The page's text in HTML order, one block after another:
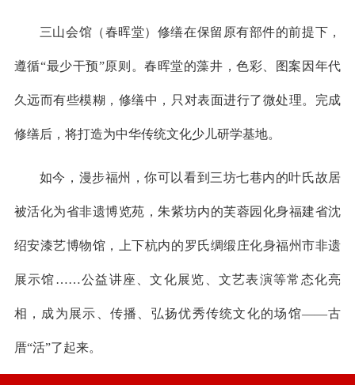
三山会馆（春晖堂）修缮在保留原有部件的前提下，
遵循“最少干预”原则。春晖堂的藻井，色彩、图案因年代
久远而有些模糊，修缮中，只对表面进行了微处理。完成
修缮后，将打造为中华传统文化少儿研学基地。
如今，漫步福州，你可以看到三坊七巷内的叶氏故居
被活化为省非遗博览苑，朱紫坊内的芙蓉园化身福建省沈
绍安漆艺博物馆，上下杭内的罗氏绸缎庄化身福州市非遗
展示馆……公益讲座、文化展览、文艺表演等常态化亮
相，成为展示、传播、弘扬优秀传统文化的场馆——古
厝“活”了起来。